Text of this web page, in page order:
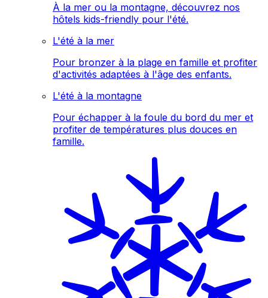
À la mer ou la montagne, découvrez nos
hôtels kids-friendly pour l'été.
L'été à la mer
Pour bronzer à la plage en famille et profiter
d'activités adaptées à l'âge des enfants.
L'été à la montagne
Pour échapper à la foule du bord du mer et
profiter de températures plus douces en
famille.